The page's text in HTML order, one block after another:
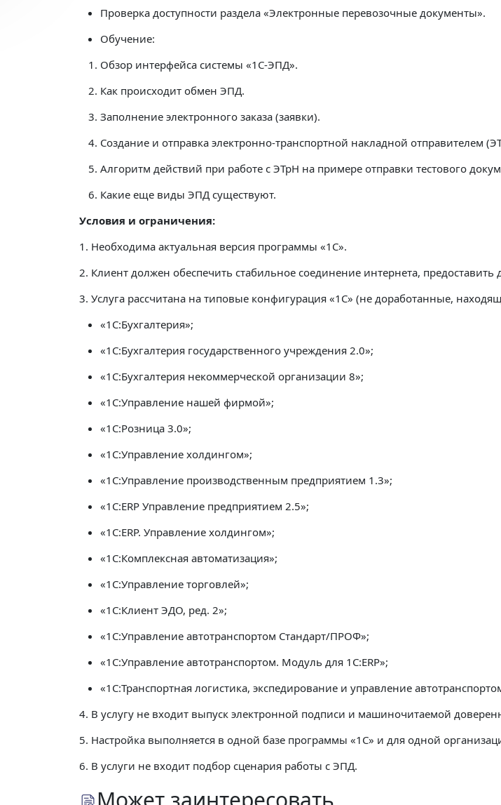
Проверка доступности раздела «Электронные перевозочные документы».
Обучение:
Обзор интерфейса системы «1С-ЭПД».
Как происходит обмен ЭПД.
Заполнение электронного заказа (заявки).
Создание и отправка электронно-транспортной накладной отправителем
Алгоритм действий при работе с ЭТрН на примере отправки тестового
Какие еще виды ЭПД существуют.
Условия и ограничения:
1. Необходима актуальная версия программы «1С».
2. Клиент должен обеспечить стабильное соединение интернета, предоставить
3. Услуга рассчитана на типовые конфигурация «1С» (не доработанные,
«1С:Бухгалтерия»;
«1С:Бухгалтерия государственного учреждения 2.0»;
«1С:Бухгалтерия некоммерческой организации 8»;
«1C:Управление нашей фирмой»;
«1С:Розница 3.0»;
«1С:Управление холдингом»;
«1С:Управление производственным предприятием 1.3»;
«1C:ERP Управление предприятием 2.5»;
«1С:ERP. Управление холдингом»;
«1С:Комплексная автоматизация»;
«1C:Управление торговлей»;
«1С:Клиент ЭДО, ред. 2»;
«1C:Управление автотранспортом Стандарт/ПРОФ»;
«1С:Управление автотранспортом. Модуль для 1С:ERP»;
«1С:Транспортная логистика, экспедирование и управление
4. В услугу не входит выпуск электронной подписи и машиночитаемой
5. Настройка выполняется в одной базе программы «1С» и для одной
6. В услуги не входит подбор сценария работы с ЭПД.